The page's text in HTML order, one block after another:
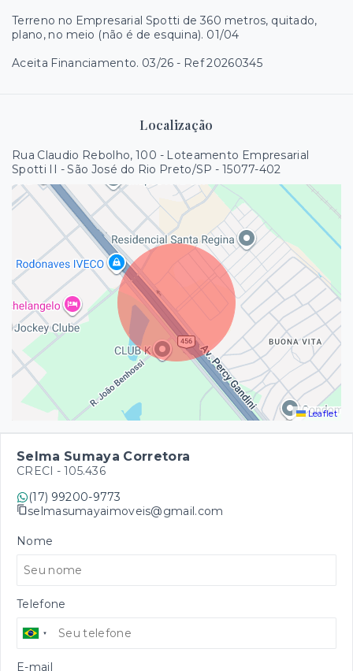
Terreno no Empresarial Spotti de 360 metros, quitado,
plano, no meio (não é de esquina). 01/04
Aceita Financiamento. 03/26 - Ref 20260345
Localização
Rua Claudio Rebolho, 100 - Loteamento Empresarial
Spotti II - São José do Rio Preto/SP - 15077-402
Leaflet
Selma Sumaya Corretora
CRECI - 105.436
(17) 99200-9773
selmasumayaimoveis@gmail.com
Nome
Telefone
E-mail